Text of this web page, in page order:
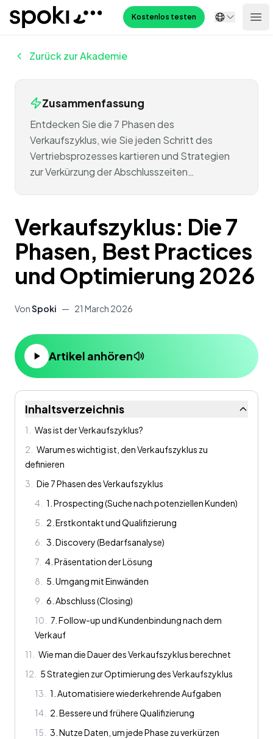
Spoki Kostenlos testen
Zurück zur Akademie
Zusammenfassung
Entdecken Sie die 7 Phasen des
Verkaufszyklus, wie Sie jeden Schritt des
Vertriebsprozesses kartieren und Strategien
zur Verkürzung der Abschlusszeiten…
Verkaufszyklus: Die 7
Phasen, Best Practices
und Optimierung 2026
VonSpoki — 21 March 2026
Artikel anhören
Inhaltsverzeichnis
1
Was ist der Verkaufszyklus?
2
Warum es wichtig ist, den Verkaufszyklus zu
definieren
3
Die 7 Phasen des Verkaufszyklus
4
1. Prospecting (Suche nach potenziellen Kunden)
5
2. Erstkontakt und Qualifizierung
6
3. Discovery (Bedarfsanalyse)
7 4. Präsentation der Lösung
8
5. Umgang mit Einwänden
9
6. Abschluss (Closing)
10
7. Follow-up und Kundenbindung nach dem
Verkauf
11
Wie man die Dauer des Verkaufszyklus berechnet
12
5 Strategien zur Optimierung des Verkaufszyklus
13
1. Automatisiere wiederkehrende Aufgaben
14
2. Bessere und frühere Qualifizierung
15
3. Nutze Daten, um jede Phase zu verkürzen